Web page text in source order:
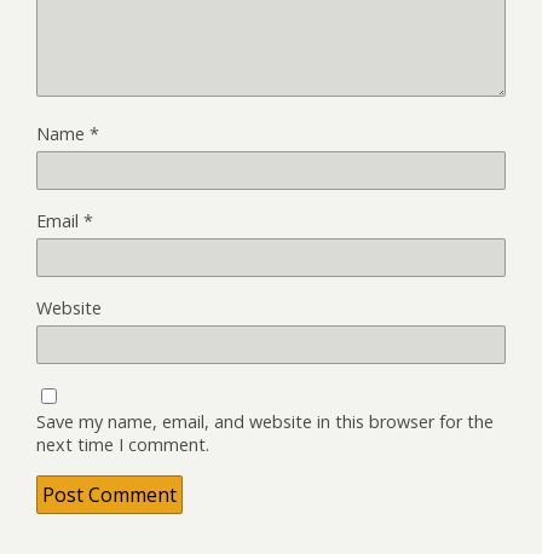
Name *
Email *
Website
Save my name, email, and website in this browser for the
next time I comment.